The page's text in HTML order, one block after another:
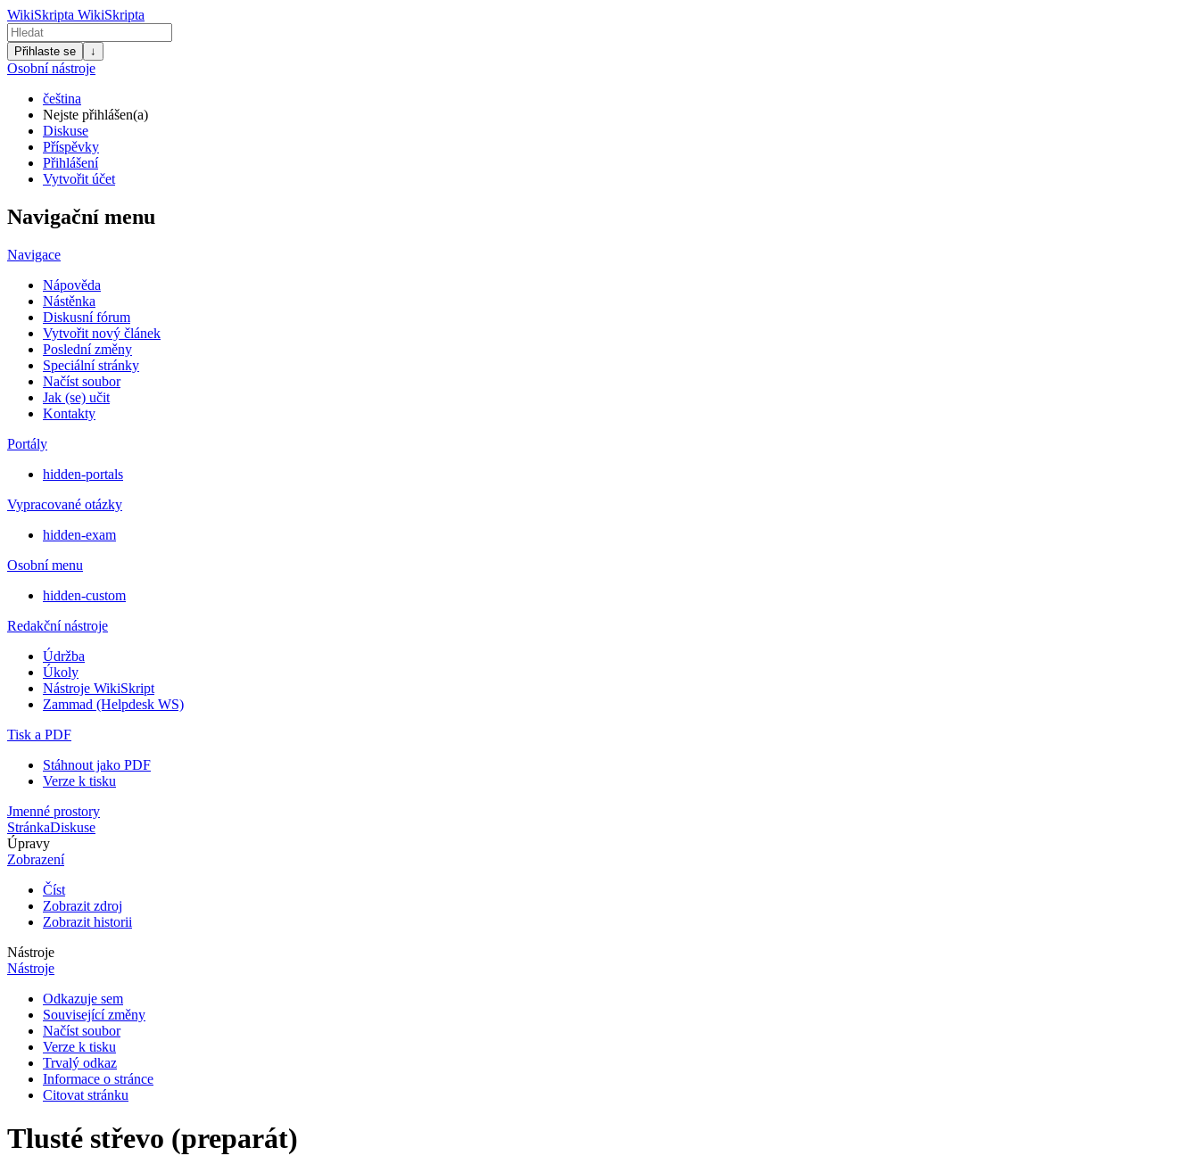
WikiSkripta WikiSkripta
Přihlaste se ↓
Osobní nástroje
čeština
Nejste přihlášen(a)
Diskuse
Příspěvky
Přihlášení
Vytvořit účet
Navigační menu
Navigace
Nápověda
Nástěnka
Diskusní fórum
Vytvořit nový článek
Poslední změny
Speciální stránky
Načíst soubor
Jak (se) učit
Kontakty
Portály
hidden-portals
Vypracované otázky
hidden-exam
Osobní menu
hidden-custom
Redakční nástroje
Údržba
Úkoly
Nástroje WikiSkript
Zammad (Helpdesk WS)
Tisk a PDF
Stáhnout jako PDF
Verze k tisku
Jmenné prostory
StránkaDiskuse
Úpravy
Zobrazení
Číst
Zobrazit zdroj
Zobrazit historii
Nástroje
Nástroje
Odkazuje sem
Související změny
Načíst soubor
Verze k tisku
Trvalý odkaz
Informace o stránce
Citovat stránku
Tlusté střevo (preparát)